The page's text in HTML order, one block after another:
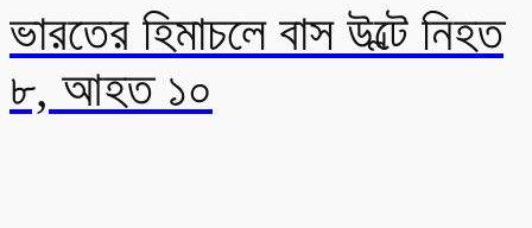
ভারতের হিমাচলে বাস উল্টে নিহত
৮, আহত ১০